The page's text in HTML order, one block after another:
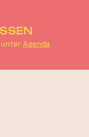
unterAgenda